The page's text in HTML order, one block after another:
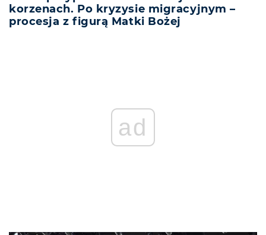
korzenach. Po kryzysie migracyjnym –
procesja z figurą Matki Bożej